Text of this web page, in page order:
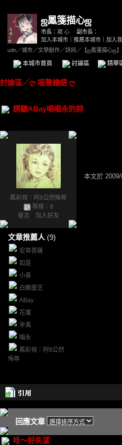
ஜ鳳箋描心ஜ
市長： 藏 心
副市長：
加入本城市
推薦本城市 加入
udn／城市／文學創作／詩詞 ／ 【ஜ鳳箋描心ஜ
本城市首頁 討論區 精華
討論區／ღ 喵聲繪語 ღ
請聽ABay唱喵永的詩
鳳彩翎：阿9公然侮辱
等級：8
留言
加入好友
文章推薦人 (9)
宏哥菩薩
如是
小善
白鶴靈芝
ABay
花箋
辛夷
喵永
鳳彩翎：阿9公然
侮辱
本文於
回應文章
哇～好失望